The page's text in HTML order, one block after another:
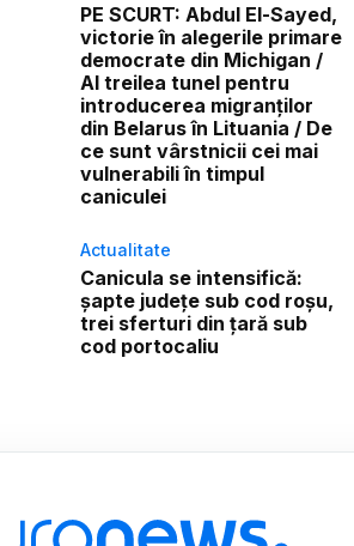
PE SCURT: Abdul El-Sayed,
victorie în alegerile primare
democrate din Michigan /
Al treilea tunel pentru
introducerea migranților
din Belarus în Lituania / De
ce sunt vârstnicii cei mai
vulnerabili în timpul
caniculei
Actualitate
Canicula se intensifică:
șapte județe sub cod roșu,
trei sferturi din țară sub
cod portocaliu